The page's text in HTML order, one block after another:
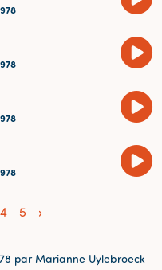
4 5 ›
par Marianne Uylebroeck